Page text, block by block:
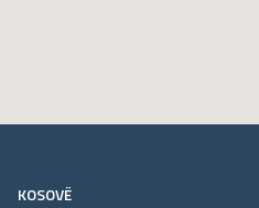
KOSOVË